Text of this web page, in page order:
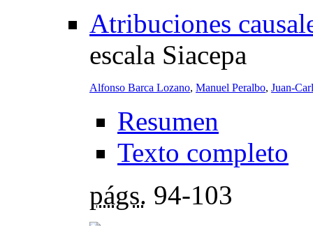
Atribuciones
escala Siacepa
Alfonso Barca Lozano, Manuel Peralbo, Juan-
Resumen
Texto completo
págs. 94-103